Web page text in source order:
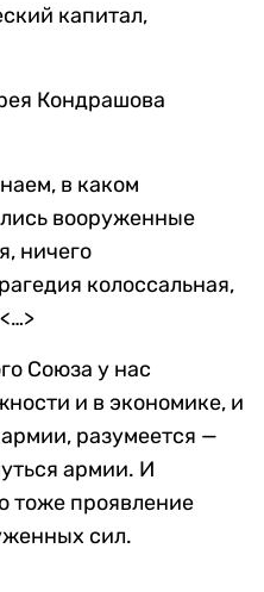
капитал,
Кондрашова
в каком
вооруженные
ничего
колоссальная,
Союза у нас
и в экономике, и
разумеется —
армии. И
тоже проявление
сил.